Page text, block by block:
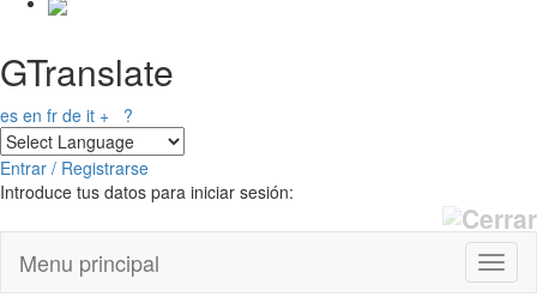
GTranslate
es en fr de it + ?
Entrar / Registrarse
Introduce tus datos para iniciar sesión:
Menu principal